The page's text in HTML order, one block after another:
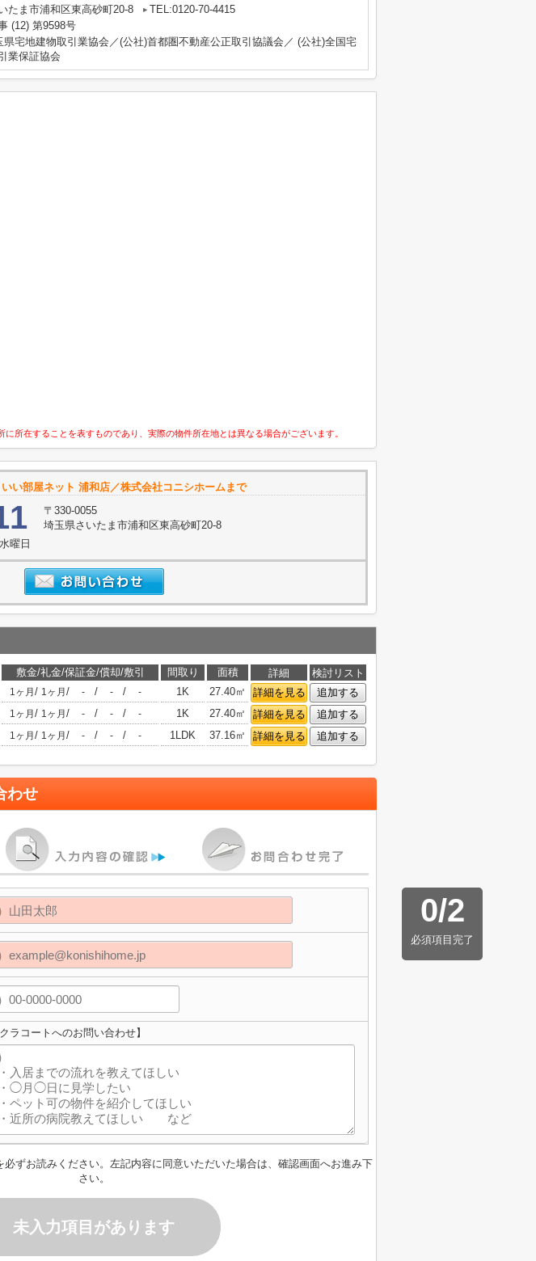
たま市浦和区東高砂町20-8
TEL:0120-70-4415
(12) 第9598号
県宅地建物取引業協会／(公社)首都圏不動産公正取引協議会／ (公社)全国宅
業保証協会
所在することを表すものであり、実際の物件所在地とは異なる場合がございます。
いい部屋ネット 浦和店／株式会社コニシホームまで
〒330-0055
埼玉県さいたま市浦和区東高砂町20-8
曜日
敷金/礼金/保証金/償却/敷引 間取り 面積 詳細
検討リスト
1ヶ月 / 1ヶ月 / - / - / - 1K 27.40㎡ 詳細を見る
追加する
1ヶ月 / 1ヶ月 / - / - / - 1K 27.40㎡ 詳細を見る
追加する
1ヶ月 / 1ヶ月 / - / - / - 1LDK 37.16㎡ 詳細を見る 追加する
わせ
0/2
必須項目完了
クラコートへのお問い合わせ】
必ずお読みください。左記内容に同意いただいた場合は、確認画面へお進み下
さい。
未入力項目があります